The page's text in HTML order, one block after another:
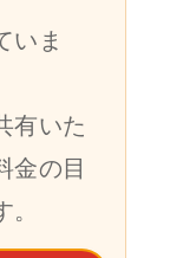
いま
有いた
金の目